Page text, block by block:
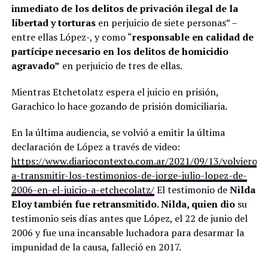
inmediato de los delitos de privación ilegal de la
libertad y torturasen perjuicio de siete personas” –
entre ellas López-, y como “responsable en calidad de
partícipe necesario en los delitos de homicidio
agravado” en perjuicio de tres de ellas.
Mientras Etchetolatz espera el juicio en prisión,
Garachico lo hace gozando de prisión domiciliaria.
En la última audiencia, se volvió a emitir la última
declaración de López a través de video:
https://www.diariocontexto.com.ar/2021/09/13/volvieron-
a-transmitir-los-testimonios-de-jorge-julio-lopez-de-
2006-en-el-juicio-a-etchecolatz/El testimonio deNilda
Eloy también fue retransmitido. Nilda, quien diosu
testimonio seis días antes que López, el 22 de junio del
2006 y fue una incansable luchadora para desarmar la
impunidad de la causa, falleció en 2017.